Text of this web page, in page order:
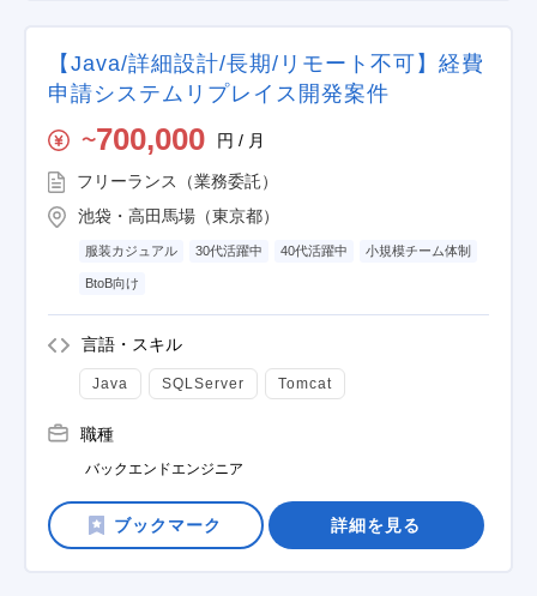
【Java/詳細設計/長期/リモート不可】経費
申請システムリプレイス開発案件
〜700,000 円 / 月
フリーランス（業務委託）
池袋・高田馬場（東京都）
服装カジュアル 30代活躍中 40代活躍中 小規模チーム体制
BtoB向け
言語・スキル
Java SQLServer Tomcat
職種
バックエンドエンジニア
詳細を見る